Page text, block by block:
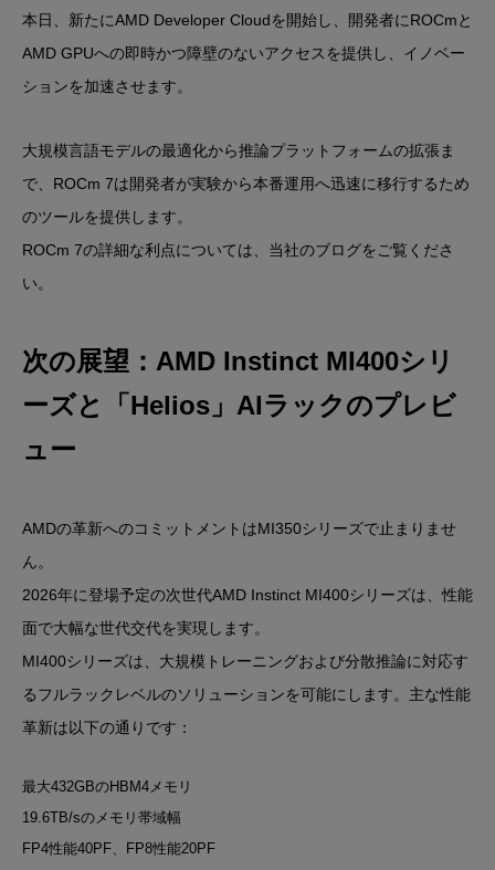
本日、新たにAMD Developer Cloudを開始し、開発者にROCmと
AMD GPUへの即時かつ障壁のないアクセスを提供し、イノベー
ションを加速させます。
大規模言語モデルの最適化から推論プラットフォームの拡張ま
で、ROCm 7は開発者が実験から本番運用へ迅速に移行するため
のツールを提供します。
ROCm 7の詳細な利点については、当社のブログをご覧くださ
い。
次の展望：AMD Instinct MI400シリ
ーズと「Helios」AIラックのプレビ
ュー
AMDの革新へのコミットメントはMI350シリーズで止まりませ
ん。
2026年に登場予定の次世代AMD Instinct MI400シリーズは、性能
面で大幅な世代交代を実現します。
MI400シリーズは、大規模トレーニングおよび分散推論に対応す
るフルラックレベルのソリューションを可能にします。主な性能
革新は以下の通りです：
最大432GBのHBM4メモリ
19.6TB/sのメモリ帯域幅
FP4性能40PF、FP8性能20PF